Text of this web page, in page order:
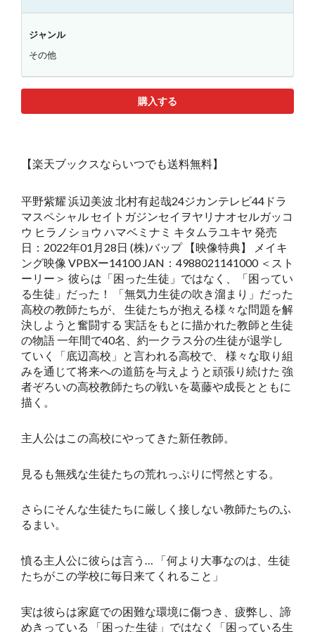
ジャンル
その他
購入する
【楽天ブックスならいつでも送料無料】
平野紫耀 浜辺美波 北村有起哉24ジカンテレビ44ドラ
マスペシャル セイトガジンセイヲヤリナオセルガッコ
ウ ヒラノショウ ハマベミナミ キタムラユキヤ 発売
日：2022年01月28日 (株)バップ 【映像特典】 メイキ
ング映像 VPBXー14100 JAN：4988021141000 ＜スト
ーリー＞ 彼らは「困った生徒」ではなく、「困ってい
る生徒」だった！ 「無気力生徒の吹き溜まり」だった
高校の教師たちが、 生徒たちが抱える様々な問題を解
決しようと奮闘する 実話をもとに描かれた教師と生徒
の物語 一年間で40名、約一クラス分の生徒が退学し
ていく「底辺高校」と言われる高校で、 様々な取り組
みを通じて将来への道筋を与えようと頑張り続けた 強
者ぞろいの高校教師たちの戦いを葛藤や成長とともに
描く。
主人公はこの高校にやってきた新任教師。
見るも無残な生徒たちの荒れっぷりに愕然とする。
さらにそんな生徒たちに厳しく接しない教師たちのふ
るまい。
憤る主人公に彼らは言う… 「何より大事なのは、生徒
たちがこの学校に毎日来てくれること」
実は彼らは家庭での困難な環境に傷つき、疲弊し、諦
めきっている 「困った生徒」ではなく「困っている生